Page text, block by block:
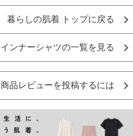
暮らしの肌着 トップに戻る
インナーシャツの一覧を見る
商品レビューを投稿するには